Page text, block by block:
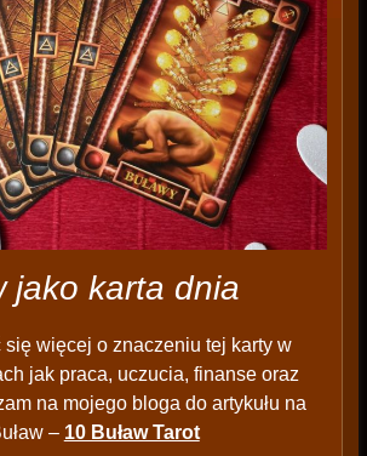
jako karta dnia
więcej o znaczeniu tej karty w
jak praca, uczucia, finanse oraz
na mojego bloga do artykułu na
– 10 Buław Tarot